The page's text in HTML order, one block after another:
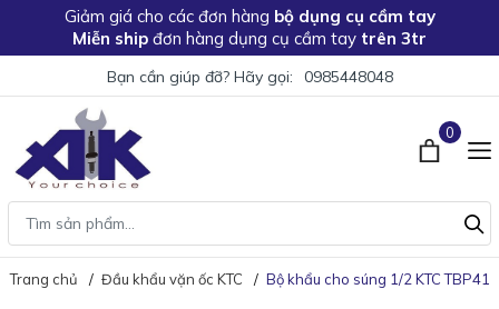
Giảm giá cho các đơn hàng bộ dụng cụ cầm tay
Miễn ship đơn hàng dụng cụ cầm tay trên 3tr
Bạn cần giúp đỡ? Hãy gọi: 0985448048
0
Trang chủ Đầu khẩu vặn ốc KTC Bộ khẩu cho súng 1/2 KTC